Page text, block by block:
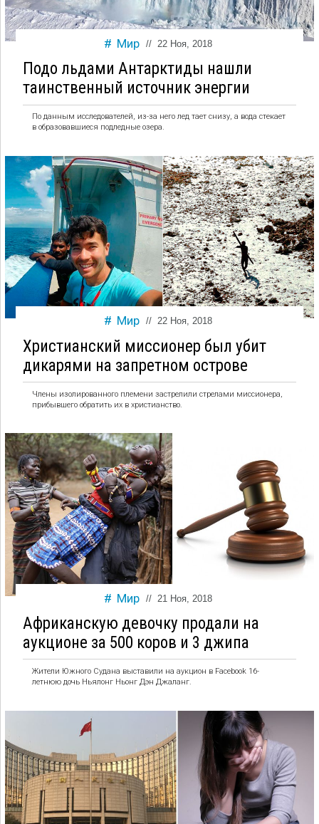
Мир // 22 Ноя, 2018
Подо льдами Антарктиды нашли
таинственный источник энергии
По данным исследователей, из-за него лед тает снизу, а вода стекает
в образовавшиеся подледные озера.
Мир // 22 Ноя, 2018
Христианский миссионер был убит
дикарями на запретном острове
Члены изолированного племени застрелили стрелами миссионера,
прибывшего обратить их в христианство.
Мир // 21 Ноя, 2018
Африканскую девочку продали на
аукционе за 500 коров и 3 джипа
Жители Южного Судана выставили на аукцион в Facebook 16-
летнюю дочь Ньялонг Ньонг Дэн Джаланг.